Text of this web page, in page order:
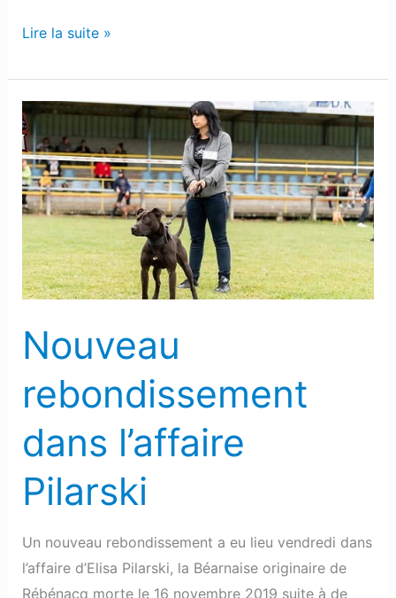
Lire la suite »
Nouveau
rebondissement
dans l’affaire
Pilarski
Un nouveau rebondissement a eu lieu vendredi dans
l’affaire d’Elisa Pilarski, la Béarnaise originaire de
Rébénacq morte le 16 novembre 2019 suite à de
Nouveau
rebondissement
dans
l’affaire
Pilarski